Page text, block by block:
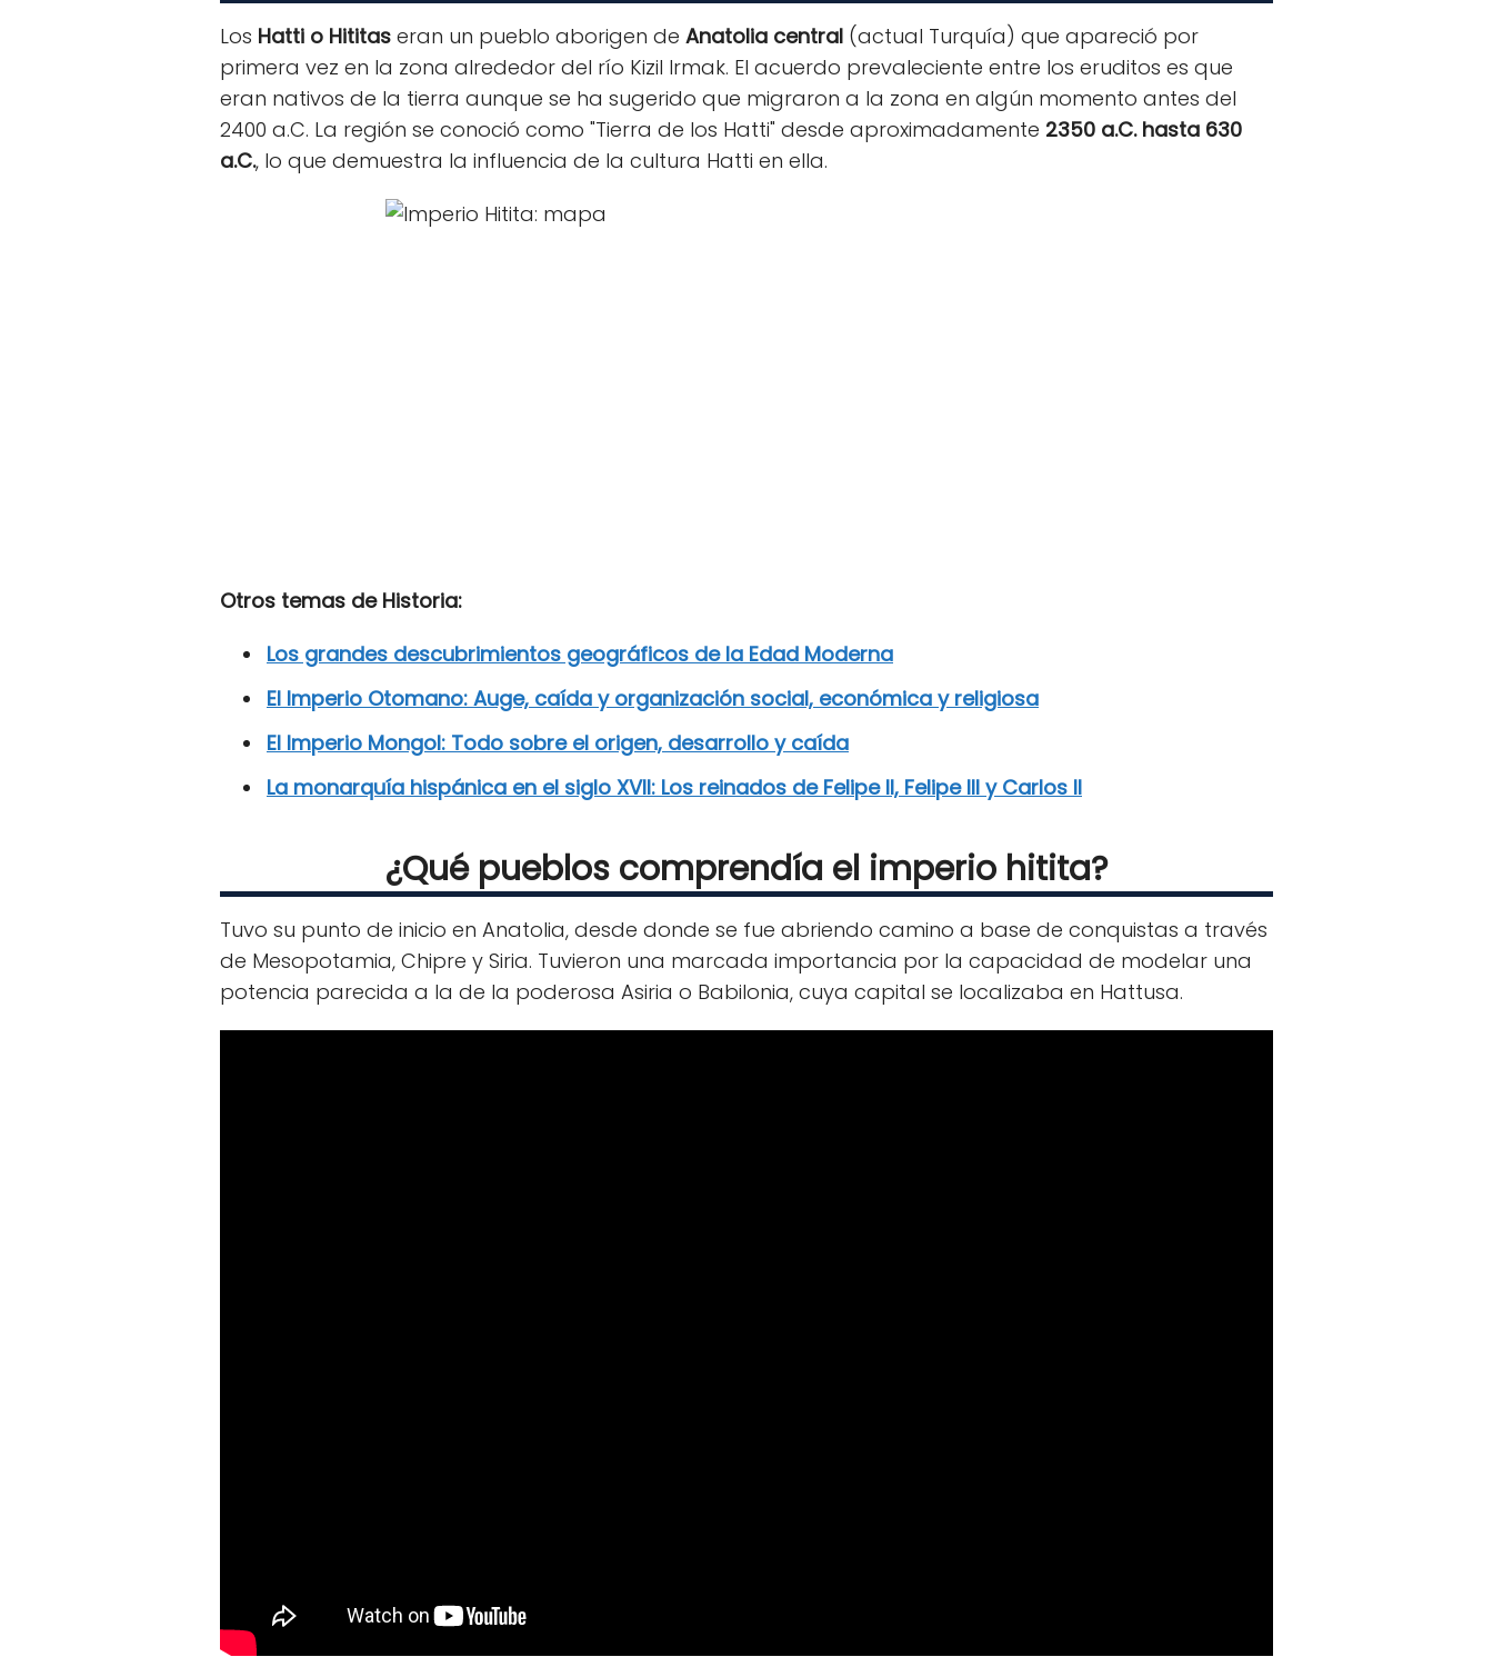
Los Hatti o Hititas eran un pueblo aborigen de Anatolia central (actual Turquía) que apareció por
primera vez en la zona alrededor del río Kizil Irmak. El acuerdo prevaleciente entre los eruditos es que
eran nativos de la tierra aunque se ha sugerido que migraron a la zona en algún momento antes del
2400 a.C. La región se conoció como "Tierra de los Hatti" desde aproximadamente 2350 a.C. hasta 630
a.C., lo que demuestra la influencia de la cultura Hatti en ella.
Otros temas de Historia:
Los grandes descubrimientos geográficos de la Edad Moderna
El Imperio Otomano: Auge, caída y organización social, económica y religiosa
El Imperio Mongol: Todo sobre el origen, desarrollo y caída
La monarquía hispánica en el siglo XVII: Los reinados de Felipe II, Felipe III y Carlos II
¿Qué pueblos comprendía el imperio hitita?
Tuvo su punto de inicio en Anatolia, desde donde se fue abriendo camino a base de conquistas a través
de Mesopotamia, Chipre y Siria. Tuvieron una marcada importancia por la capacidad de modelar una
potencia parecida a la de la poderosa Asiria o Babilonia, cuya capital se localizaba en Hattusa.